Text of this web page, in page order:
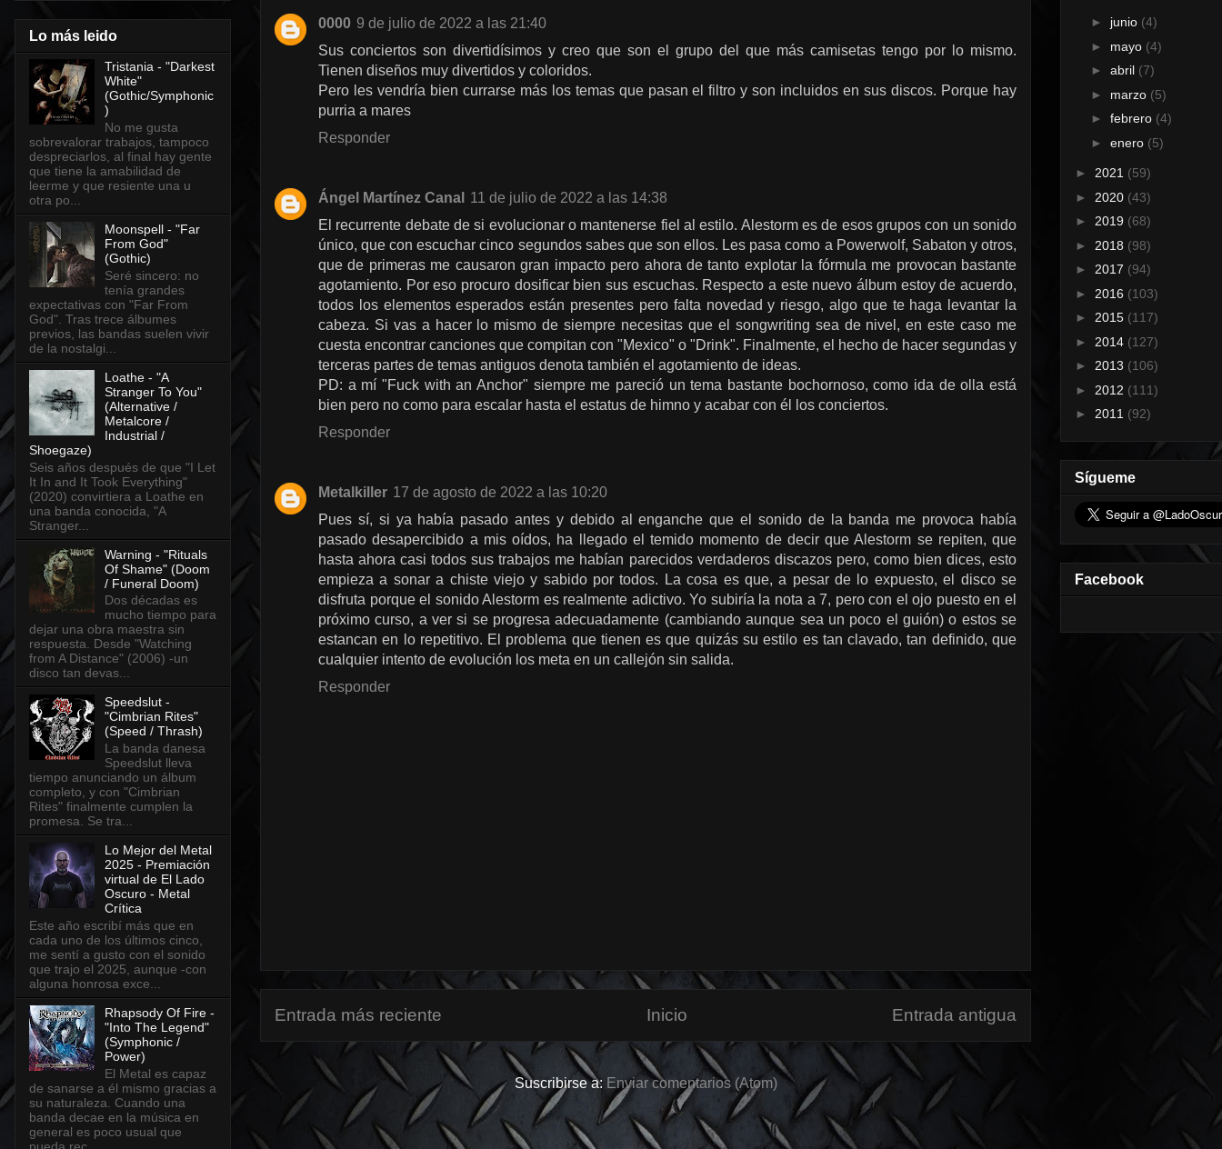
0000 9 de julio de 2022 a las 21:40
Sus conciertos son divertidísimos y creo que son el grupo del que más camisetas tengo por lo mismo.
Tienen diseños muy divertidos y coloridos.
Pero les vendría bien currarse más los temas que pasan el filtro y son incluidos en sus discos. Porque hay
purria a mares
Responder
Ángel Martínez Canal
11 de julio de 2022 a las 14:38
El recurrente debate de si evolucionar o mantenerse fiel al estilo. Alestorm es de esos grupos con un sonido
único, que con escuchar cinco segundos sabes que son ellos. Les pasa como a Powerwolf, Sabaton y otros,
que de primeras me causaron gran impacto pero ahora de tanto explotar la fórmula me provocan bastante
agotamiento. Por eso procuro dosificar bien sus escuchas. Respecto a este nuevo álbum estoy de acuerdo,
todos los elementos esperados están presentes pero falta novedad y riesgo, algo que te haga levantar la
cabeza. Si vas a hacer lo mismo de siempre necesitas que el songwriting sea de nivel, en este caso me
cuesta encontrar canciones que compitan con "Mexico" o "Drink". Finalmente, el hecho de hacer segundas y
terceras partes de temas antiguos denota también el agotamiento de ideas.
PD: a mí "Fuck with an Anchor" siempre me pareció un tema bastante bochornoso, como ida de olla está
bien pero no como para escalar hasta el estatus de himno y acabar con él los conciertos.
Responder
Metalkiller 17 de agosto de 2022 a las 10:20
Pues sí, si ya había pasado antes y debido al enganche que el sonido de la banda me provoca había
pasado desapercibido a mis oídos, ha llegado el temido momento de decir que Alestorm se repiten, que
hasta ahora casi todos sus trabajos me habían parecidos verdaderos discazos pero, como bien dices, esto
empieza a sonar a chiste viejo y sabido por todos. La cosa es que, a pesar de lo expuesto, el disco se
disfruta porque el sonido Alestorm es realmente adictivo. Yo subiría la nota a 7, pero con el ojo puesto en el
próximo curso, a ver si se progresa adecuadamente (cambiando aunque sea un poco el guión) o estos se
estancan en lo repetitivo. El problema que tienen es que quizás su estilo es tan clavado, tan definido, que
cualquier intento de evolución los meta en un callejón sin salida.
Responder
Entrada más reciente Entrada antigua
Inicio
Suscribirse a: Enviar comentarios (Atom)
Lo más leido
Tristania - "Darkest
White"
(Gothic/Symphonic
)
No me gusta
sobrevalorar trabajos, tampoco
despreciarlos, al final hay gente
que tiene la amabilidad de
leerme y que resiente una u
otra po...
Moonspell - "Far
From God"
(Gothic)
Seré sincero: no
tenía grandes
expectativas con "Far From
God". Tras trece álbumes
previos, las bandas suelen vivir
de la nostalgi...
Loathe - "A
Stranger To You"
(Alternative /
Metalcore /
Industrial /
Shoegaze)
Seis años después de que "I Let
It In and It Took Everything"
(2020) convirtiera a Loathe en
una banda conocida, "A
Stranger...
Warning - "Rituals
Of Shame" (Doom
/ Funeral Doom)
Dos décadas es
mucho tiempo para
dejar una obra maestra sin
respuesta. Desde "Watching
from A Distance" (2006) -un
disco tan devas...
Speedslut -
"Cimbrian Rites"
(Speed / Thrash)
La banda danesa
Speedslut lleva
tiempo anunciando un álbum
completo, y con "Cimbrian
Rites" finalmente cumplen la
promesa. Se tra...
Lo Mejor del Metal
2025 - Premiación
virtual de El Lado
Oscuro - Metal
Crítica
Este año escribí más que en
cada uno de los últimos cinco,
me sentí a gusto con el sonido
que trajo el 2025, aunque -con
alguna honrosa exce...
Rhapsody Of Fire -
"Into The Legend"
(Symphonic /
Power)
El Metal es capaz
de sanarse a él mismo gracias a
su naturaleza. Cuando una
banda decae en la música en
general es poco usual que
pueda rec...
► junio (4)
► mayo (4)
► abril (7)
► marzo (5)
► febrero (4)
► enero (5)
► 2021 (59)
► 2020 (43)
► 2019 (68)
► 2018 (98)
► 2017 (94)
► 2016 (103)
► 2015 (117)
► 2014 (127)
► 2013 (106)
► 2012 (111)
► 2011 (92)
Sígueme
Facebook